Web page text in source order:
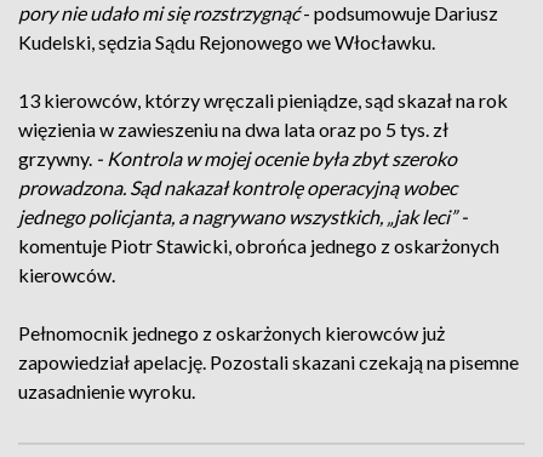
pory nie udało mi się rozstrzygnąć- podsumowuje Dariusz
Kudelski, sędzia Sądu Rejonowego we Włocławku.
13 kierowców, którzy wręczali pieniądze, sąd skazał na rok
więzienia w zawieszeniu na dwa lata oraz po 5 tys. zł
grzywny. - Kontrola w mojej ocenie była zbyt szeroko
prowadzona. Sąd nakazał kontrolę operacyjną wobec
jednego policjanta, a nagrywano wszystkich, „jak leci” -
komentuje Piotr Stawicki, obrońca jednego z oskarżonych
kierowców.
Pełnomocnik jednego z oskarżonych kierowców już
zapowiedział apelację. Pozostali skazani czekają na pisemne
uzasadnienie wyroku.